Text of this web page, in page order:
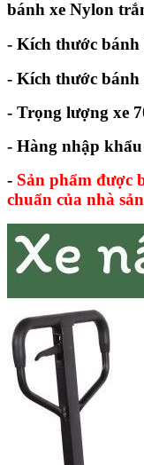
bánh xe Nylon
- Kích thước
- Kích thước
- Trọng lượng xe
- Hàng nhập
- Sản phẩm được
chuẩn của nhà